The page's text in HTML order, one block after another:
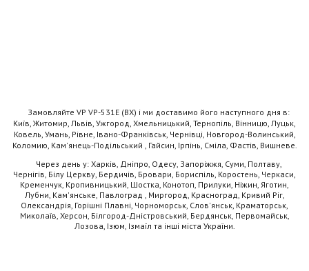
Замовляйте VP VP-531E (BX) і ми доставимо його наступного дня в:
Київ, Житомир, Львів, Ужгород, Хмельницький, Тернопіль, Вінницю, Луцьк,
Ковель, Умань, Рівне, Івано-Франківськ, Чернівці, Новгород-Волинський,
Коломию, Кам'янець-Подільський , Гайсин, Ірпінь, Сміла, Фастів, Вишневе.
Через день у: Харків, Дніпро, Одесу, Запоріжжя, Суми, Полтаву,
Чернігів, Білу Церкву, Бердичів, Бровари, Бориспіль, Коростень, Черкаси,
Кременчук, Кропивницький, Шостка, Конотоп, Прилуки, Ніжин, Яготин,
Лубни, Кам'янське, Павлоград , Миргород, Красноград, Кривий Ріг,
Олександрія, Горішні Плавні, Чорноморськ, Слов'янськ, Краматорськ,
Миколаїв, Херсон, Білгород-Дністровський, Бердянськ, Первомайськ,
Лозова, Ізюм, Ізмаїл та інші міста України.